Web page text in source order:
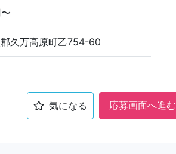
久万高原町乙754-60
気になる 応募画面へ進む